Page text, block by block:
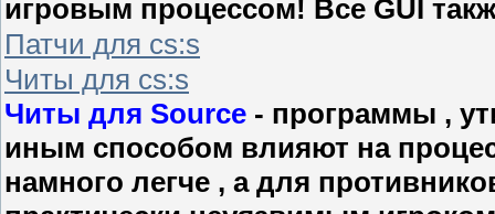
игровым процессом! Все GUI
Патчи для cs:s
Читы для cs:s
Читы для Source - программы ,
иным способом влияют на
намного легче , а для